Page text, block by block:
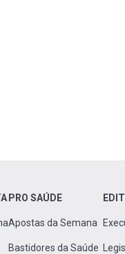
PRO SAÚDE
Apostas da Semana
Bastidores da Saúde